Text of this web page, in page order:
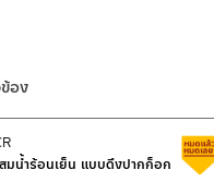
นี้บน Shopee
<<
นี้บน Lazada>>คลิกที่นี่<<
อง
มน้ำร้อนเย็น แบบดึงปากก็อก